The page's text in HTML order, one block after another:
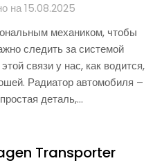
на 15.08.2025
механиком, чтобы
следить за системой
связи у нас, как водится,
Радиатор автомобиля –
деталь,…
Transporter